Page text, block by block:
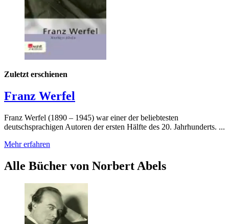
Zuletzt erschienen
Franz Werfel
Franz Werfel (1890 – 1945) war einer der beliebtesten
deutschsprachigen Autoren der ersten Hälfte des 20. Jahrhunderts. ...
Mehr erfahren
Alle Bücher von Norbert Abels